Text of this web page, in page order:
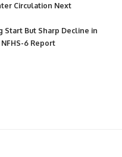
Circulation Next
Start But Sharp Decline in
6 Report